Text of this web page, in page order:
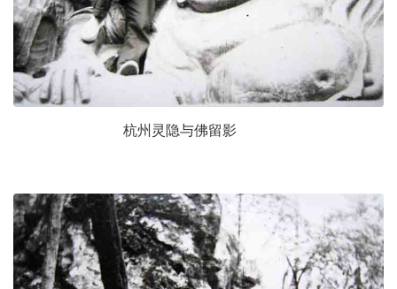
杭州灵隐与佛留影